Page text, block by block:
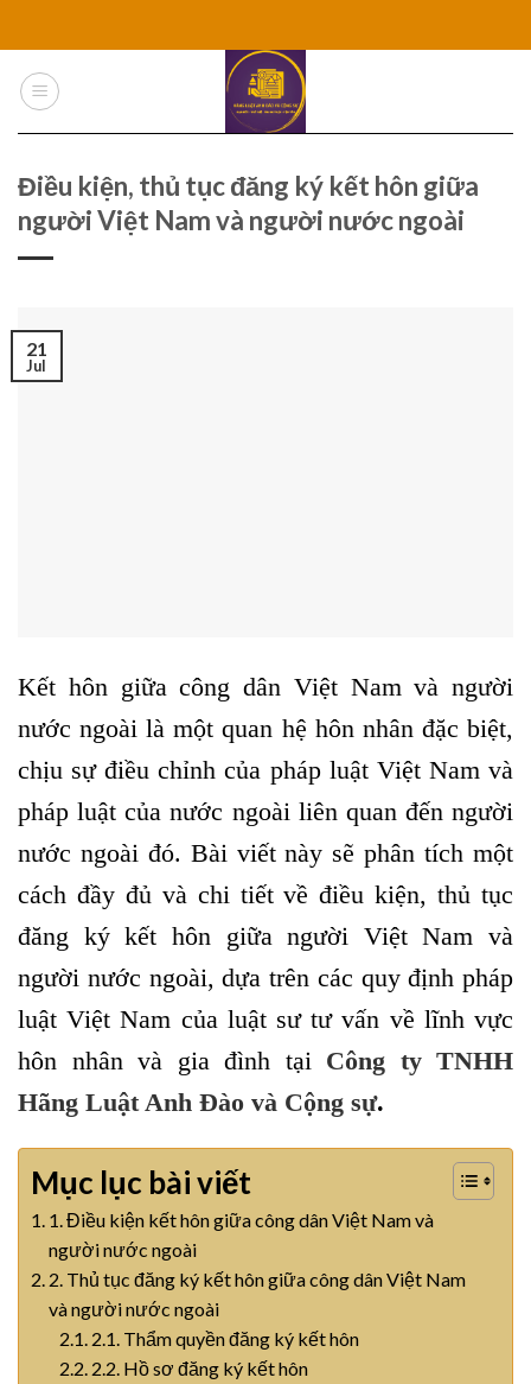
content
Điều kiện, thủ tục đăng ký kết hôn giữa
người Việt Nam và người nước ngoài
21
Jul
Kết hôn giữa công dân Việt Nam và người
nước ngoài là một quan hệ hôn nhân đặc biệt,
chịu sự điều chỉnh của pháp luật Việt Nam và
pháp luật của nước ngoài liên quan đến người
nước ngoài đó. Bài viết này sẽ phân tích một
cách đầy đủ và chi tiết về điều kiện, thủ tục
đăng ký kết hôn giữa người Việt Nam và
người nước ngoài, dựa trên các quy định pháp
luật Việt Nam của luật sư tư vấn về lĩnh vực
hôn nhân và gia đình tại Công ty TNHH
Hãng Luật Anh Đào và Cộng sự.
Mục lục bài viết
1. Điều kiện kết hôn giữa công dân Việt Nam và
người nước ngoài
2. Thủ tục đăng ký kết hôn giữa công dân Việt Nam
và người nước ngoài
2.1. Thẩm quyền đăng ký kết hôn
2.2. Hồ sơ đăng ký kết hôn